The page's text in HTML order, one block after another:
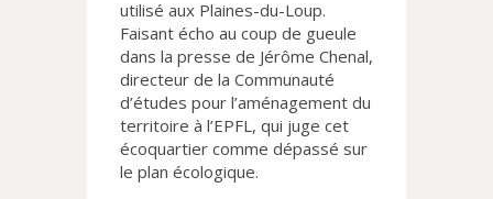
utilisé aux Plaines-du-Loup.
Faisant écho au coup de gueule
dans la presse de Jérôme Chenal,
directeur de la Communauté
d’études pour l’aménagement du
territoire à l’EPFL, qui juge cet
écoquartier comme dépassé sur
le plan écologique.